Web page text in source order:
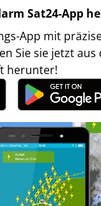
Sat24-App
App mit
Sie sie jetzt
herunter!